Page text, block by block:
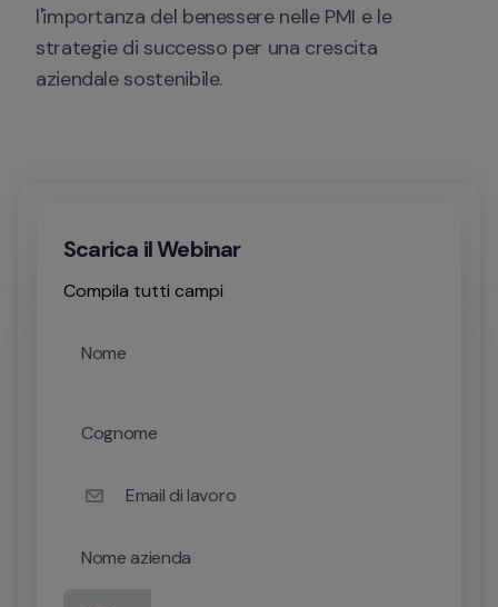
l'importanza del benessere nelle PMI e le
strategie di successo per una crescita
aziendale sostenibile.
Scarica il Webinar
Compila tutti campi
Nome
Cognome
Email di lavoro
Nome azienda